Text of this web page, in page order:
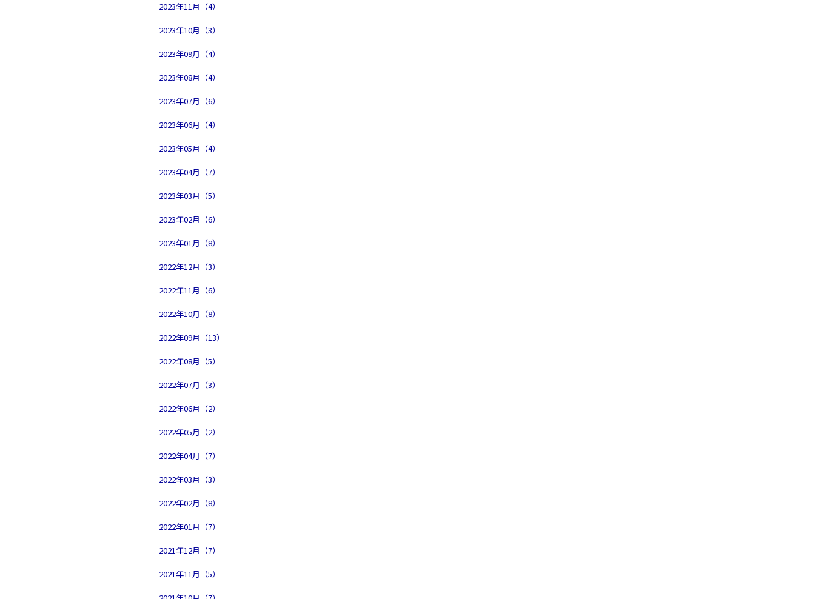
2023年11月（4）
2023年10月（3）
2023年09月（4）
2023年08月（4）
2023年07月（6）
2023年06月（4）
2023年05月（4）
2023年04月（7）
2023年03月（5）
2023年02月（6）
2023年01月（8）
2022年12月（3）
2022年11月（6）
2022年10月（8）
2022年09月（13）
2022年08月（5）
2022年07月（3）
2022年06月（2）
2022年05月（2）
2022年04月（7）
2022年03月（3）
2022年02月（8）
2022年01月（7）
2021年12月（7）
2021年11月（5）